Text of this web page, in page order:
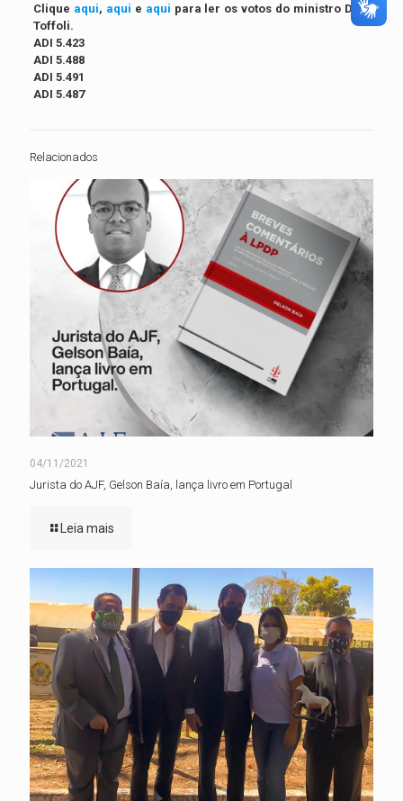
Clique aqui, aqui e aqui para ler os votos do ministro Dias
Toffoli.
ADI 5.423
ADI 5.488
ADI 5.491
ADI 5.487
Relacionados
04/11/2021
Jurista do AJF, Gelson Baía, lança livro em Portugal
Leia mais